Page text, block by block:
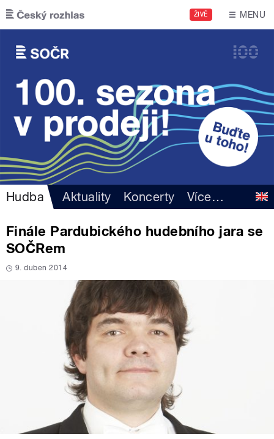
Přejít k hlavnímu obsahu
ŽIVĚ MENU
Hudba Aktuality Koncerty Více…
Finále Pardubického hudebního jara se
SOČRem
9. duben 2014